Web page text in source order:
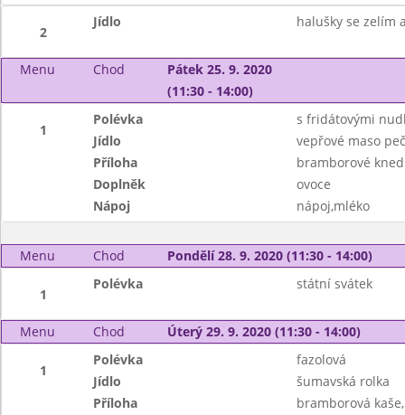
2
Jídlo halušky se zelím
Menu Chod
Pátek 25. 9. 2020
(11:30 - 14:00)
1
Polévka
s fridátovými
Jídlo
vepřové maso
Příloha
bramborové
Doplněk
ovoce
Nápoj
nápoj,mléko
Menu Chod Pondělí 28. 9. 2020 (11:30 - 14:00)
1
Polévka státní svátek
Menu Chod Úterý 29. 9. 2020 (11:30 - 14:00)
1
Polévka
fazolová
Jídlo
šumavská rolka
Příloha
bramborová